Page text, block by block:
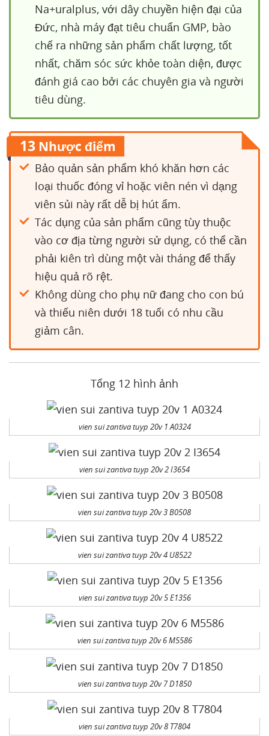
Na+uralplus, với dây chuyền hiện đại của
Đức, nhà máy đạt tiêu chuẩn GMP, bào
chế ra những sản phẩm chất lượng, tốt
nhất, chăm sóc sức khỏe toàn diện, được
đánh giá cao bởi các chuyên gia và người
tiêu dùng.
13 Nhược điểm
Bảo quản sản phẩm khó khăn hơn các
loại thuốc đóng vỉ hoặc viên nén vì dạng
viên sủi này rất dễ bị hút ẩm.
Tác dụng của sản phẩm cũng tùy thuộc
vào cơ địa từng người sử dụng, có thể cần
phải kiên trì dùng một vài tháng để thấy
hiệu quả rõ rệt.
Không dùng cho phụ nữ đang cho con bú
và thiếu niên dưới 18 tuổi có nhu cầu
giảm cân.
Tổng 12 hình ảnh
vien sui zantiva tuyp 20v 1 A0324
vien sui zantiva tuyp 20v 2 I3654
vien sui zantiva tuyp 20v 3 B0508
vien sui zantiva tuyp 20v 4 U8522
vien sui zantiva tuyp 20v 5 E1356
vien sui zantiva tuyp 20v 6 M5586
vien sui zantiva tuyp 20v 7 D1850
vien sui zantiva tuyp 20v 8 T7804